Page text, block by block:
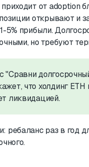
от adoption
открывают и
5% прибыли.
но требуют
"Сравни
что холдинг
ликвидацией.
ребаланс раз в год